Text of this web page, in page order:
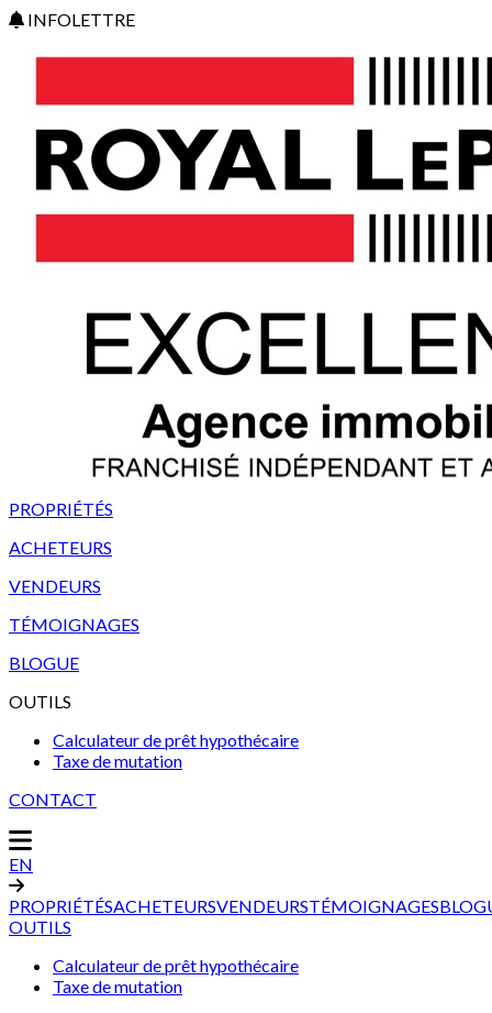
INFOLETTRE
PROPRIÉTÉS
ACHETEURS
VENDEURS
TÉMOIGNAGES
BLOGUE
OUTILS
Calculateur de prêt hypothécaire
Taxe de mutation
CONTACT
EN
PROPRIÉTÉSACHETEURSVENDEURSTÉMOIGNAGES
OUTILS
Calculateur de prêt hypothécaire
Taxe de mutation